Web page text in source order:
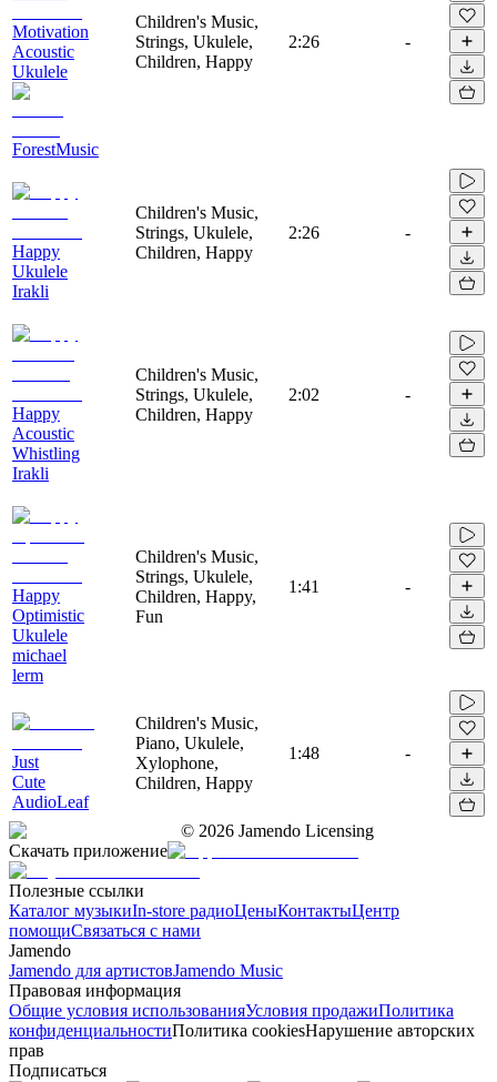
Motivation
Acoustic
Ukulele
ForestMusic
Children's Music,
Strings, Ukulele,
Children, Happy
2:26 -
Happy
Ukulele
Irakli
Children's Music,
Strings, Ukulele,
Children, Happy
2:26 -
Happy
Acoustic
Whistling
Irakli
Children's Music,
Strings, Ukulele,
Children, Happy
2:02 -
Happy
Optimistic
Ukulele
michael
lerm
Children's Music,
Strings, Ukulele,
Children, Happy,
Fun
1:41 -
Just
Cute
AudioLeaf
Children's Music,
Piano, Ukulele,
Xylophone,
Children, Happy
1:48 -
© 2026 Jamendo Licensing
Скачать приложение
Полезные ссылки
Каталог музыкиIn-store радиоЦеныКонтактыЦентр
помощиСвязаться с нами
Jamendo
Jamendo для артистовJamendo Music
Правовая информация
Общие условия использованияУсловия продажиПолитика
конфиденциальностиПолитика cookiesНарушение авторских
прав
Подписаться